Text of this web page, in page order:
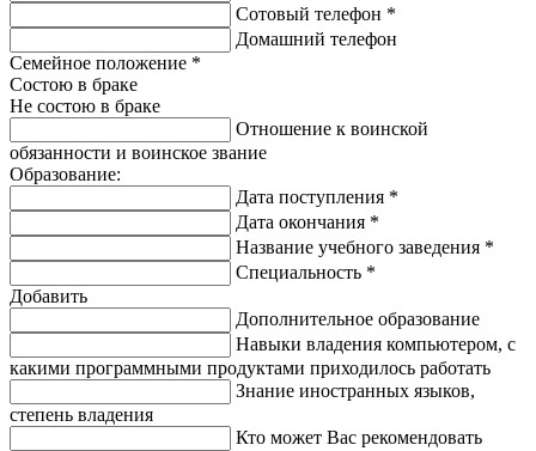
Сотовый телефон *
Домашний телефон
Семейное положение *
Состою в браке
Не состою в браке
Отношение к воинской
обязанности и воинское звание
Образование:
Дата поступления *
Дата окончания *
Название учебного заведения *
Специальность *
Добавить
Дополнительное образование
Навыки владения компьютером, с
какими программными продуктами приходилось работать
Знание иностранных языков,
степень владения
Кто может Вас рекомендовать